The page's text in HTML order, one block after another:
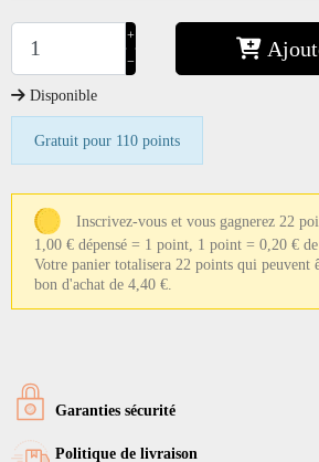
+
−
Disponible
Gratuit pour 110 points
Inscrivez-vous et vous gagnerez 22
1,00 € dépensé = 1 point, 1 point = 0,20 €
Votre panier totalisera 22 points qui peuvent
bon d'achat de 4,40 €.
Garanties sécurité
Politique de livraison